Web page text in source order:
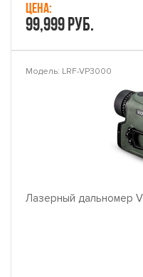
Цена:
99,999 руб.
Модель: LRF-VP3000
Лазерный дальномер